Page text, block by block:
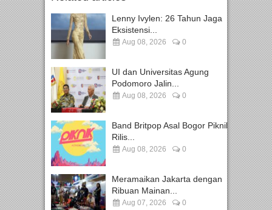
Lenny Ivylen: 26 Tahun Jaga
Eksistensi...
Aug 08, 2026 0
UI dan Universitas Agung
Podomoro Jalin...
Aug 08, 2026 0
Band Britpop Asal Bogor Piknik
Rilis...
Aug 08, 2026 0
Meramaikan Jakarta dengan
Ribuan Mainan...
Aug 07, 2026 0